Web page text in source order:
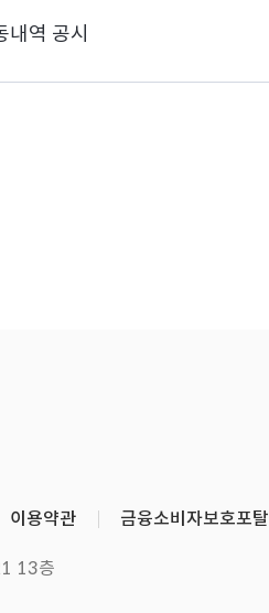
역 공시
이용약관 금융소비자보호포탈
13층